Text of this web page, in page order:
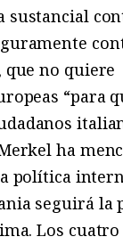
sustancial
que no quiere
“para
ha
política
seguirá la
Los